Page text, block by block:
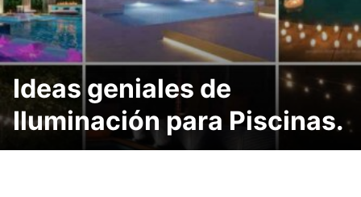
Ideas geniales de
Iluminación para Piscinas.